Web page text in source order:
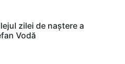
zilei de naștere a
Vodă